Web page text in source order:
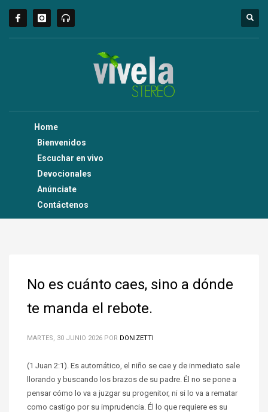
Home
Bienvenidos
Escuchar en vivo
Devocionales
Anúnciate
Contáctenos
No es cuánto caes, sino a dónde
te manda el rebote.
MARTES, 30 JUNIO 2026 POR DONIZETTI
(1 Juan 2:1). Es automático, el niño se cae y de inmediato sale
llorando y buscando los brazos de su padre. Él no se pone a
pensar cómo lo va a juzgar su progenitor, ni si lo va a rematar
como castigo por su imprudencia. Él lo que requiere es su